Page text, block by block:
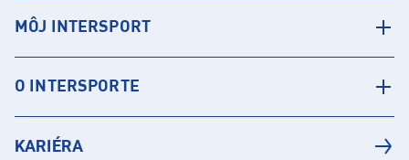
MÔJ INTERSPORT
O INTERSPORTE
KARIÉRA